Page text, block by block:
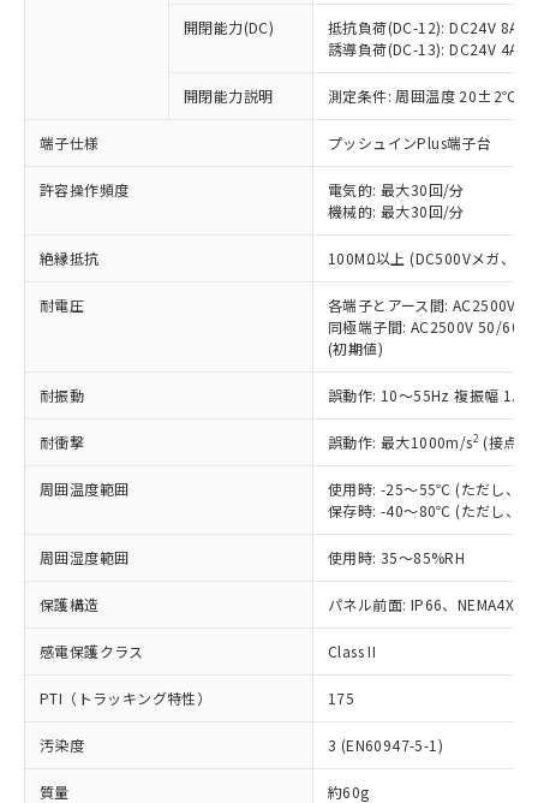
開閉能力(DC)
抵抗負荷(DC-12): DC24V 8A/
誘導負荷(DC-13): DC24V 4A/
開閉能力説明 測定条件: 周囲温度 20±2℃、
端子仕様 プッシュインPlus端子台
許容操作頻度
電気的: 最大30回/分
機械的: 最大30回/分
絶縁抵抗 100MΩ以上 (DC500Vメガ、点
耐電圧
各端子とアース間: AC2500V
同極端子間: AC2500V 50/
(初期値)
耐振動 誤動作: 10～55Hz 複振幅
耐衝撃 誤動作: 最大1000m/s2 (接点
周囲温度範囲
使用時: -25～55℃ (ただし、氷
保存時: -40～80℃ (ただし、氷
周囲湿度範囲 使用時: 35～85%RH
保護構造 パネル前面: IP66、NEMA4X,
感電保護クラス Class II
PTI（トラッキング特性） 175
汚染度 3 (EN60947-5-1)
質量 約60g
商品の当社在庫状況および標準価格
(税抜)を提供させていただくもので
当社制御機器事業取扱商品の中には、
本サービスの対象外となる商品もある
ことをご了承ください。
在庫状況および標準価格照会結果は、
記載している更新日時点での社内デー
タに基づき作成されるものであり、閲
覧された時点での実際の在庫および標
準価格とは異なる場合があることをご
正式な納期状況および標準価格はお客
様のお取引先、またはお客様担当のオ
ムロン制御機器販売店・当社販売員に
オムロン制御機器販売店や当社販売拠
販売ネットワーク
」をご確認
在庫状況および標準価格結果を当社の
事前の承諾なく第三者に漏洩または開
示しないようお願いします。
マイパーツ機能（部品リスト作成サー
ビス）をご利用いただくには、I-Web
メンバーズにご登録されている必要が
あります。
お客様が当ウェブサイト上で当社にご
登録された部品リストについて、当社
および当社の共同利用者が、当社の製
品・サービスに関するお客様との取
引・商談に必要な範囲で利用すること
非含有の対応状況を調査中または確認中の
非該当品：ライセンス料など無形物で、有
害物質有無と関係のない商品です。
いたものが、含有品と判明した場合などや
むを得ず変更することがあります。
鉛(Pb) 1000ppm以下、 水銀(Hg) 1000ppm以下、 カド
六価クロム(Cr(Ⅵ)) 1000ppm以下、ポリ臭化ビフェニル
類(PBB) 1000ppm以下、ポリ臭化ジフェニルエーテル類
(PBDE) 1000ppm以下、フタル酸ビス(2-エチルヘキシ
ル) (DEHP)(別名：DOP) 1000ppm以下、フタル酸ブチ
ルベンジル（BBP） 1000ppm以下、フタル酸ジブチル
（DBP） 1000ppm以下、フタル酸ジイソブチル
但し、RoHS指令で産業用監視および制御機器に対する
図的な使用がないことを確認しています。
部品在庫の切り替え状況などにより、予定
月が前後することがあります。
※3 非含有証明書ダウンロード
下記の非含有証明書をダウンロードするこ
「○」：最大均質材料含有率が中国RoHSの
基準値以下であることを示します。
「×」：最大均質材料含有率が中国RoHSの
基準値を超えていることを示します。
い合わせください。
*中国RoHS10物質の基準値 (GB/T26572)：
Pb(鉛) :1000ppm、 Hg(水銀) : 1000ppm、 Cd(カドミウ
ム) : 100ppm、
Cr(Ⅵ)(六価クロム) : 1000ppm、 PBBs(ポリ臭化ビフェ
ニル類) : 1000ppm、 PBDEs(ポリ臭化ジフェニルエーテ
DBP(フタル酸ジブチル) : 1000ppm、 DIBP(フタル酸ジ
イソブチル) : 1000ppm、 BBP(フタル酸ブチルベンジ
DEHP(フタル酸ビス(2-エチルヘキシル)) : 1000ppm
「ｅ」：有害物質（10物質）のすべてが基
準値以下であることを示します。
「10」：通常の使用状況下において有害物
質が外部に漏えいし、環境に深刻な影響を
及ぼさない年数を意味します。
「－」：未確認です。当社販売部門へお問
当社は、これら貴社製品のうち、外国
為替および外国貿易法に定める商品
（以下｢規制貨物等」という）を輸出
または国外への提供する場合は、日本
国政府の輸出許可(または役務取引許
可)を取得するなどの必要な手続きを
当社は規制貨物を破棄する場合は、完
全に破砕するなど、違法に輸出されな
いよう必要な手段を講じます。
当社は貴社製品を、核兵器、ミサイ
ル、化学兵器、生物兵器またはその他
武器並びにこれらの製造装置等に一切
当社は、貴社製品を第三者に販売する
場合は、上記1、2および3の内容を当
該第三者に通知します。また当社は、
販売先および販売に係わる関係者が違
法に輸出するおそれがある場合は、取
り引きをいたしません。
キャンセル
一定数以上の在庫あり
一定数には満たないが在庫あり
在庫なし(最新の在庫状況につ
いては、お客様のお取引先、ま
たはお客様担当のオムロン制御
機器販売店・当社販売員にご確
受注生産機種、また在庫状況の
情報を公開していない機種